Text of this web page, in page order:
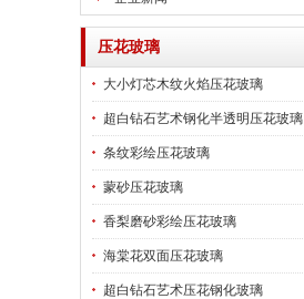
压花玻璃
大小灯芯木纹火焰压花玻璃
超白钻石艺术钢化半透明压花玻璃
条纹彩绘压花玻璃
蒙砂压花玻璃
香梨磨砂彩绘压花玻璃
海棠花双面压花玻璃
超白钻石艺术压花钢化玻璃